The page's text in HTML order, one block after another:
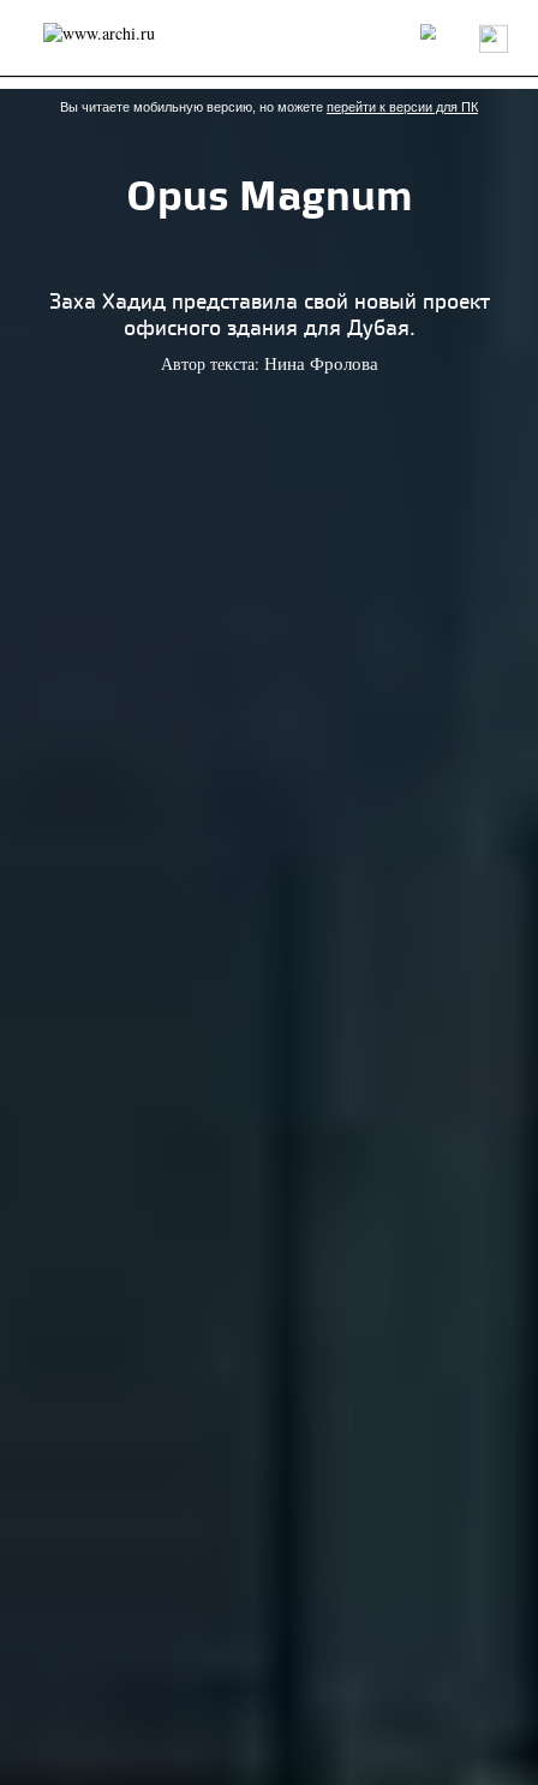
Россия Мир Технологии Интерьер Пресса
Архитекторы
Проекты
Конкурсы События Книги Вакансии
Анонсы конкурсов
Блог
Интервью Исследование
Дизайн
Иностранцы в России
Интерьер
Наследие Образование
Урбанистика
Вы читаете мобильную версию, но можете перейти к версии для ПК
Opus Magnum
Заха Хадид представила свой новый проект
офисного здания для Дубая.
Автор текста: Нина Фролова